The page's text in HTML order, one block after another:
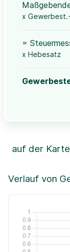
x
=
x Hebesatz
Verlauf von
auf der Karte
+
Leaflet|